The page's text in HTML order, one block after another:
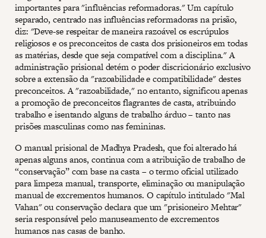
importantes para "influências reformadoras." Um capítulo
separado, centrado nas influências reformadoras na prisão,
diz: "Deve-se respeitar de maneira razoável os escrúpulos
religiosos e os preconceitos de casta dos prisioneiros em todas
as matérias, desde que seja compatível com a disciplina." A
administração prisional detém o poder discricionário exclusivo
sobre a extensão da "razoabilidade e compatibilidade" destes
preconceitos. A "razoabilidade," no entanto, significou apenas
a promoção de preconceitos flagrantes de casta, atribuindo
trabalho e isentando alguns de trabalho árduo – tanto nas
prisões masculinas como nas femininas.
O manual prisional de Madhya Pradesh, que foi alterado há
apenas alguns anos, continua com a atribuição de trabalho de
“conservação” com base na casta – o termo oficial utilizado
para limpeza manual, transporte, eliminação ou manipulação
manual de excrementos humanos. O capítulo intitulado "Mal
Vahan" ou conservação declara que um "prisioneiro Mehtar"
seria responsável pelo manuseamento de excrementos
humanos nas casas de banho.